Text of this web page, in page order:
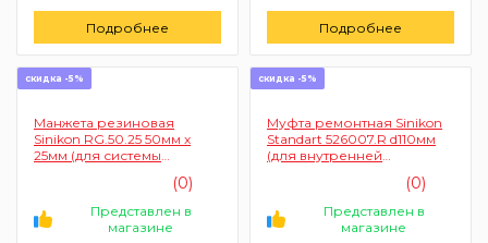
Подробнее Подробнее
скидка -5%
Манжета резиновая
Sinikon RG.50.25 50мм х
25мм (для системы
(0)
Представлен в
магазине
скидка -5%
Муфта ремонтная Sinikon
Standart 526007.R d110мм
(для внутренней
(0)
Представлен в
магазине